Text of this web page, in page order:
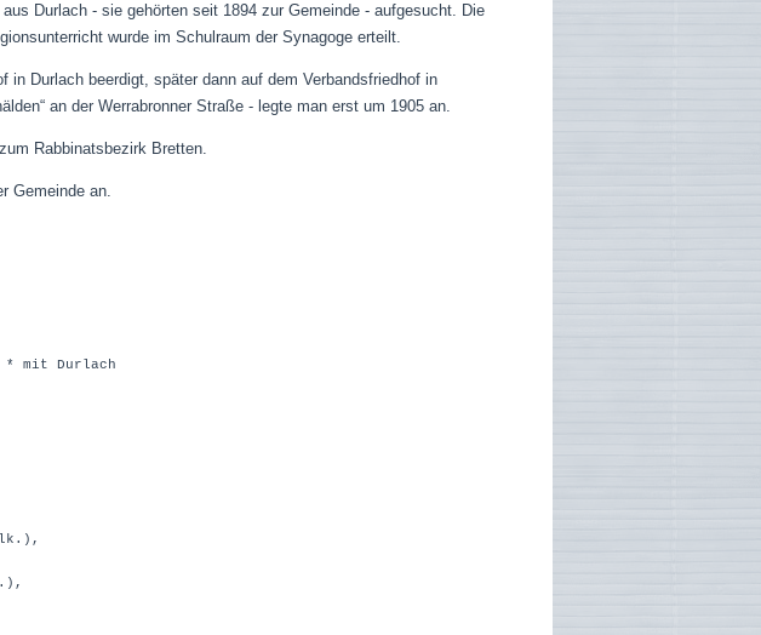
Durlach - sie gehörten seit 1894 zur Gemeinde - aufgesucht. Die
wurde im Schulraum der Synagoge erteilt.
in Durlach beerdigt, später dann auf dem Verbandsfriedhof in
an der Werrabronner Straße - legte man erst um 1905 an.
Rabbinatsbezirk Bretten.
Gemeinde an.
mit Durlach